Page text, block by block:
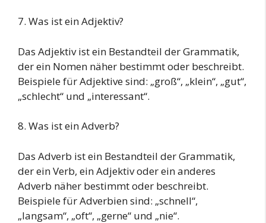
7. Was ist ein Adjektiv?
Das Adjektiv ist ein Bestandteil der Grammatik,
der ein Nomen näher bestimmt oder beschreibt.
Beispiele für Adjektive sind: „groß“, „klein“, „gut“,
„schlecht“ und „interessant“.
8. Was ist ein Adverb?
Das Adverb ist ein Bestandteil der Grammatik,
der ein Verb, ein Adjektiv oder ein anderes
Adverb näher bestimmt oder beschreibt.
Beispiele für Adverbien sind: „schnell“,
„langsam“, „oft“, „gerne“ und „nie“.